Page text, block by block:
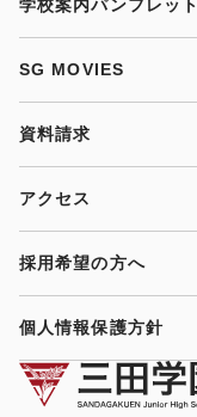
学校案内パンフレット
SG MOVIES
資料請求
アクセス
採用希望の方へ
個人情報保護方針